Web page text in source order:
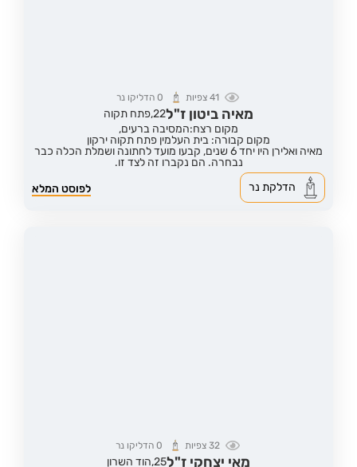
41 צפיות 0הדליקו נר
מאיה ביטון ז"ל22,פתח תקוה
מקום רצח:המסיבה ברעים,
מקום קבורה: בית העלמין פתח תקוה ירקון
מאיה ואלירן היו יחד 6 שנים, קבעו מועד לחתונה ושמלת הכלה כבר
נבחרה. הם נקברו זה לצד זו.
לפוסט המלא
הדלקת נר
32 צפיות 0הדליקו נר
מאי יצחקי ז"ל25, הוד השרון